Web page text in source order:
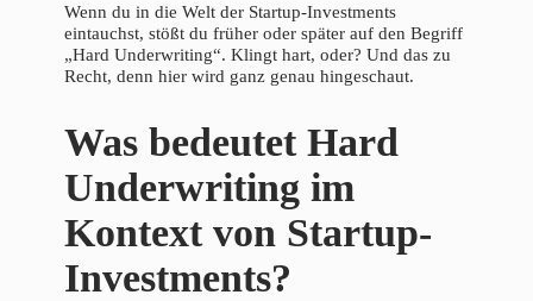
Wenn du in die Welt der Startup-Investments
eintauchst, stößt du früher oder später auf den Begriff
„Hard Underwriting“. Klingt hart, oder? Und das zu
Recht, denn hier wird ganz genau hingeschaut.
Was bedeutet Hard
Underwriting im
Kontext von Startup-
Investments?